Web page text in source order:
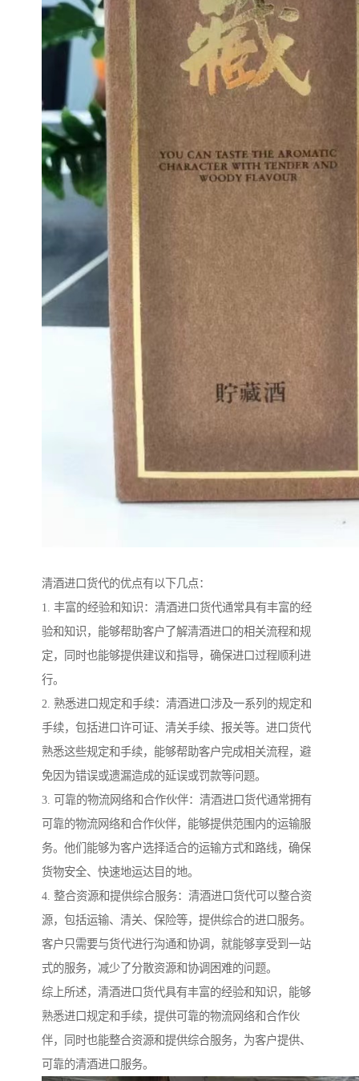
清酒进口货代的优点有以下几点：
1. 丰富的经验和知识：清酒进口货代通常具有丰富的经
验和知识，能够帮助客户了解清酒进口的相关流程和规
定，同时也能够提供建议和指导，确保进口过程顺利进
行。
2. 熟悉进口规定和手续：清酒进口涉及一系列的规定和
手续，包括进口许可证、清关手续、报关等。进口货代
熟悉这些规定和手续，能够帮助客户完成相关流程，避
免因为错误或遗漏造成的延误或罚款等问题。
3. 可靠的物流网络和合作伙伴：清酒进口货代通常拥有
可靠的物流网络和合作伙伴，能够提供范围内的运输服
务。他们能够为客户选择适合的运输方式和路线，确保
货物安全、快速地运达目的地。
4. 整合资源和提供综合服务：清酒进口货代可以整合资
源，包括运输、清关、保险等，提供综合的进口服务。
客户只需要与货代进行沟通和协调，就能够享受到一站
式的服务，减少了分散资源和协调困难的问题。
综上所述，清酒进口货代具有丰富的经验和知识，能够
熟悉进口规定和手续，提供可靠的物流网络和合作伙
伴，同时也能整合资源和提供综合服务，为客户提供、
可靠的清酒进口服务。